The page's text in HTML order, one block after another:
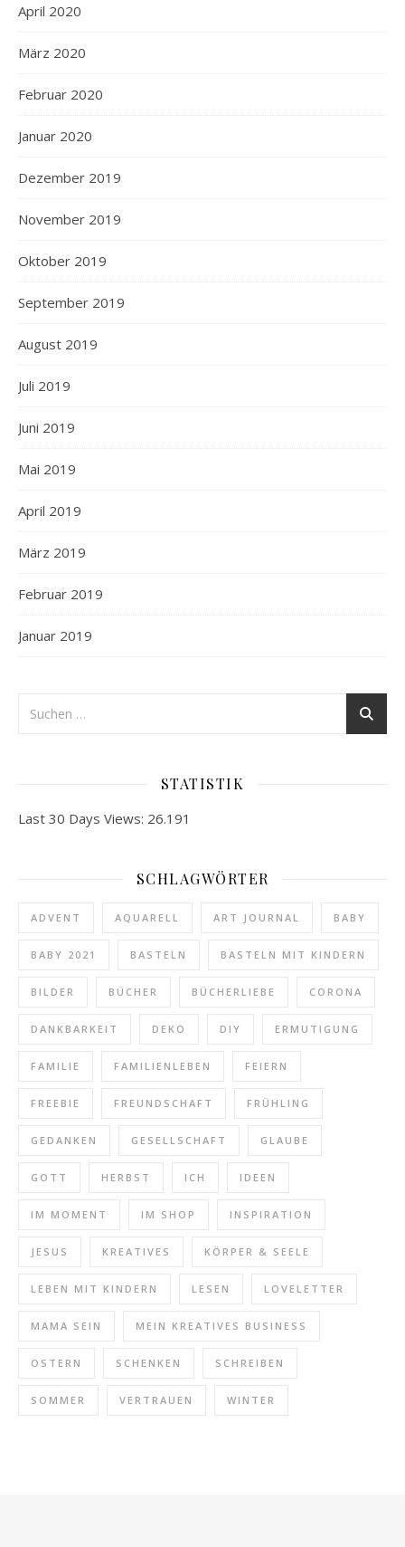
April 2020
März 2020
Februar 2020
Januar 2020
Dezember 2019
November 2019
Oktober 2019
September 2019
August 2019
Juli 2019
Juni 2019
Mai 2019
April 2019
März 2019
Februar 2019
Januar 2019
STATISTIK
Last 30 Days Views: 26.191
SCHLAGWÖRTER
ADVENT AQUARELL ART JOURNAL BABY
BABY 2021 BASTELN BASTELN MIT KINDERN
BILDER BÜCHER BÜCHERLIEBE CORONA
DANKBARKEIT DEKO DIY ERMUTIGUNG
FAMILIE FAMILIENLEBEN FEIERN
FREEBIE FREUNDSCHAFT FRÜHLING
GEDANKEN GESELLSCHAFT GLAUBE
GOTT HERBST ICH IDEEN
IM MOMENT IM SHOP INSPIRATION
JESUS KREATIVES KÖRPER & SEELE
LEBEN MIT KINDERN LESEN LOVELETTER
MAMA SEIN MEIN KREATIVES BUSINESS
OSTERN SCHENKEN SCHREIBEN
SOMMER VERTRAUEN WINTER